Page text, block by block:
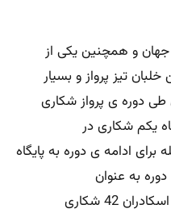
جهان و همچنین یکی از
تیز پرواز و بسیار
در سال 1348 برای طی دوره ‌ی پرواز شكاری
برای ادامه ‌ی دوره به پایگاه
به عنوان
خلبان شكاری تاكتیكی «اف‌ـ5» به اسكادران 42 شكاری